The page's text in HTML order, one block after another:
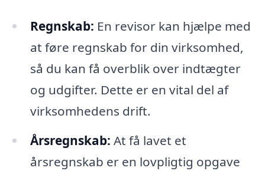
Regnskab: En revisor kan hjælpe med
at føre regnskab for din virksomhed,
så du kan få overblik over indtægter
og udgifter. Dette er en vital del af
virksomhedens drift.
Årsregnskab: At få lavet et
årsregnskab er en lovpligtig opgave